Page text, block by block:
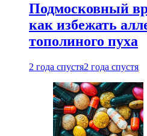
Подмосковный
как избежать
тополиного пуха
2 года спустя2 года спустя